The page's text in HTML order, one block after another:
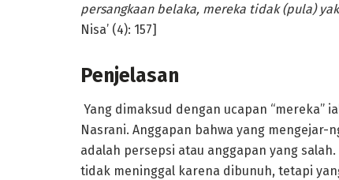
persangkaan belaka, mereka tidak (pula)
Nisa’ (4): 157]
Penjelasan
Yang dimaksud dengan ucapan “mereka”
Nasrani. Anggapan bahwa yang
adalah persepsi atau anggapan yang
tidak meninggal karena dibunuh, tetapi